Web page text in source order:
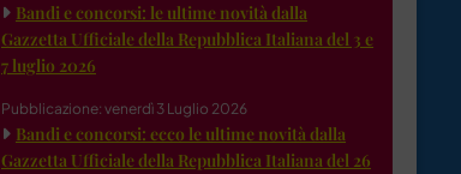
Bandi e concorsi: le ultime novità dalla
Gazzetta Ufficiale della Repubblica Italiana del 3 e
7 luglio 2026
Pubblicazione: venerdì 3 Luglio 2026
Bandi e concorsi: ecco le ultime novità dalla
Gazzetta Ufficiale della Repubblica Italiana del 26